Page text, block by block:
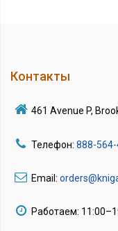
Контакты
461 Avenue P,
Телефон: 888-
Email:
Работаем: